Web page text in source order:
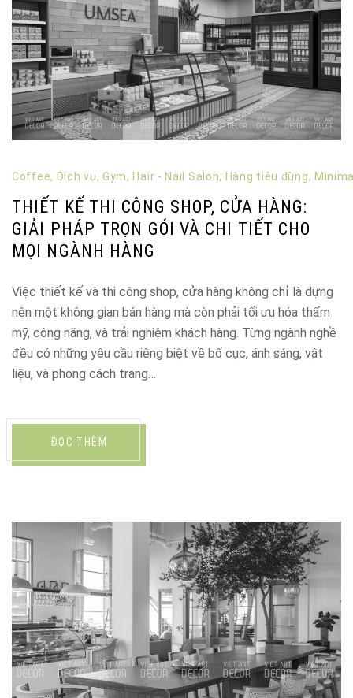
Coffee, Dịch vụ, Gym, Hair - Nail Salon, Hàng tiêu dùng,
THIẾT KẾ THI CÔNG SHOP, CỬA HÀNG:
GIẢI PHÁP TRỌN GÓI VÀ CHI TIẾT CHO
MỌI NGÀNH HÀNG
Việc thiết kế và thi công shop, cửa hàng không chỉ là dựng
nên một không gian bán hàng mà còn phải tối ưu hóa thẩm
mỹ, công năng, và trải nghiệm khách hàng. Từng ngành nghề
đều có những yêu cầu riêng biệt về bố cục, ánh sáng, vật
liệu, và phong cách trang…
ĐỌC THÊM